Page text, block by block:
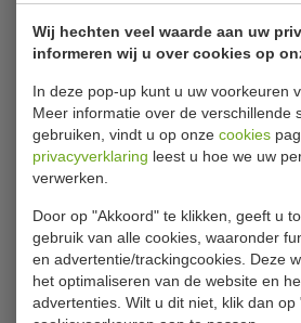
Wij hechten veel waarde aan uw
informeren wij u over cookies op
In deze pop-up kunt u uw voorkeuren
Meer informatie over de verschillende
gebruiken, vindt u op onze cookies
privacyverklaring leest u hoe we uw
verwerken.
Door op "Akkoord" te klikken, geeft u
gebruik van alle cookies, waaronder
en advertentie/trackingcookies. Deze
het optimaliseren van de website en
advertenties. Wilt u dit niet, klik dan
Bijlages
Energielabel_7450.0557_updated
Manual_7450.0550_-_0576
Exploded view 7450.0557 (2017)
Exploded view 7450.0557 (2018)
EU DECLARATION OF
0552-0555-0556-0557-0560-
7450.0557 dimensions
Specificaties